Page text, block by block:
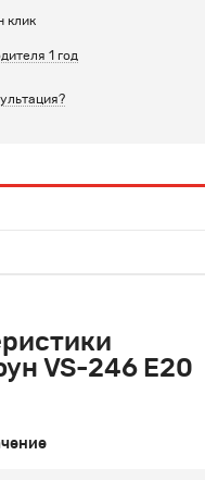
клик
1 год
VS-246 E20